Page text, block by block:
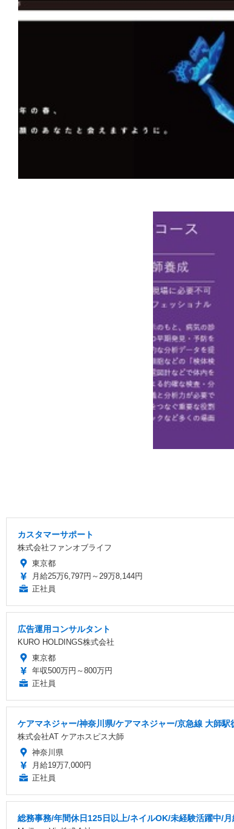
カスタマーサポート
株式会社ファンオブライフ
東京都
月給25万6,797円～29万8,144円
正社員
広告運用コンサルタント
KURO HOLDINGS株式会社
東京都
年収500万円～800万円
正社員
ケアマネジャー/神奈川県/ケアマネジャー/京急線 大師
株式会社AT ケアホスピス大師
神奈川県
月給19万7,000円
正社員
総務事務/年間休日125日以上/ネイルOK/未経験活躍中/